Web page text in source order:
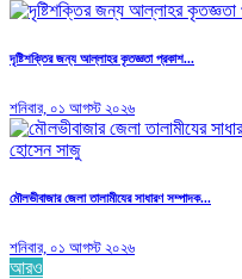
দৃষ্টিশক্তির জন্য আল্লাহর কৃতজ্ঞতা প্রকাশ...
শনিবার, ০১ আগস্ট ২০২৬
মৌলভীবাজার জেলা তালামীযের সাধারণ সম্পাদক...
শনিবার, ০১ আগস্ট ২০২৬
আরও